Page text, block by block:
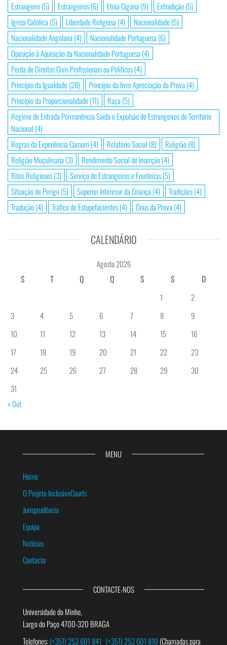
Estrangeiro(5) Estrangeiros(6) Etnia Cigana (9) Extradição(5)
Igreja Católica (5) Liberdade Religiosa (4) Nacionalidade(5)
Nacionalidade Angolana (4) Nacionalidade Portuguesa (6)
Oposição à Aquisição da Nacionalidade Portuguesa (4)
Perda de Direitos Civis Profissionais ou Políticos(4)
Princípio da Igualdade(28) Princípio da livre Apreciação da Prova (4)
Princípio da Proporcionalidade(11) Raça (5)
Regime de Entrada Permanência Saída e Expulsão de Estrangeiros do Território
Nacional (4)
Regras da Experiência Comum (4) Relatório Social (8) Religião(8)
Religião Muçulmana (3) Rendimento Social de Inserção(4)
Ritos Religiosos(3) Serviço de Estrangeiros e Fronteiras(5)
Situação de Perigo(5) Superior Interesse da Criança (4) Tradições(4)
Tradução(4) Tráfico de Estupefacientes(4) Ónus da Prova (4)
CALENDÁRIO
Agosto 2026
S
T Q Q S S
D
1
2
3
4 5 6 7 8
9
10
11 12 13 14 15
16
17
18 19 20 21 22
23
24
25 26 27 28 29
30
31
« Out
MENU
Home
O Projeto InclusiveCourts
Jurisprudência
Equipa
Notícias
Contacto
CONTACTE-NOS
Universidade do Minho,
Largo do Paço 4700-320 BRAGA
Telefones:(+351) 253 601 841 (+351) 253 601 810 (Chamadas para